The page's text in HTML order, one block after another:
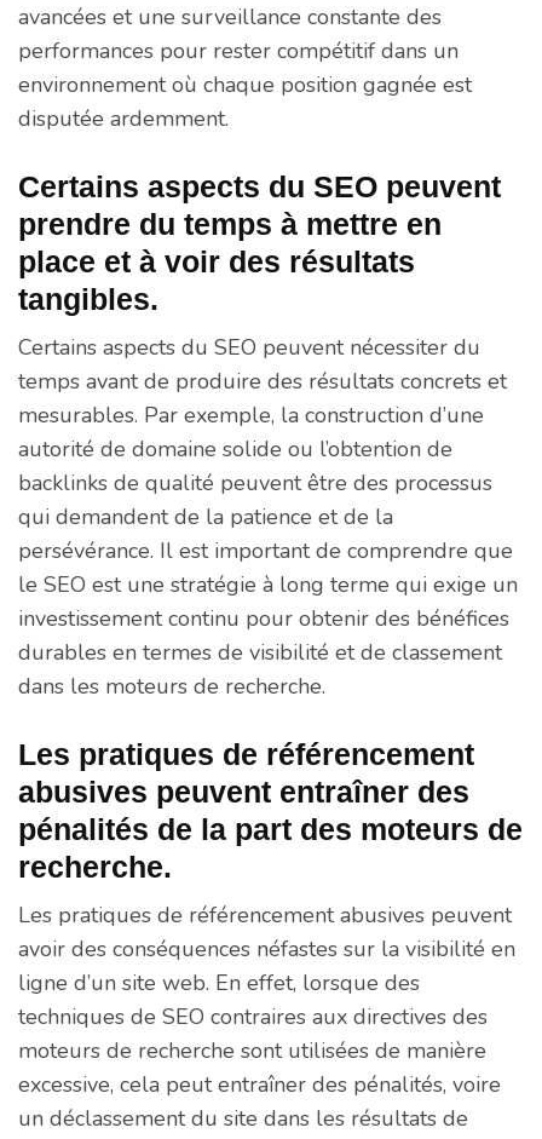
avancées et une surveillance constante des
performances pour rester compétitif dans un
environnement où chaque position gagnée est
disputée ardemment.
Certains aspects du SEO peuvent
prendre du temps à mettre en
place et à voir des résultats
tangibles.
Certains aspects du SEO peuvent nécessiter du
temps avant de produire des résultats concrets et
mesurables. Par exemple, la construction d’une
autorité de domaine solide ou l’obtention de
backlinks de qualité peuvent être des processus
qui demandent de la patience et de la
persévérance. Il est important de comprendre que
le SEO est une stratégie à long terme qui exige un
investissement continu pour obtenir des bénéfices
durables en termes de visibilité et de classement
dans les moteurs de recherche.
Les pratiques de référencement
abusives peuvent entraîner des
pénalités de la part des moteurs de
recherche.
Les pratiques de référencement abusives peuvent
avoir des conséquences néfastes sur la visibilité en
ligne d’un site web. En effet, lorsque des
techniques de SEO contraires aux directives des
moteurs de recherche sont utilisées de manière
excessive, cela peut entraîner des pénalités, voire
un déclassement du site dans les résultats de